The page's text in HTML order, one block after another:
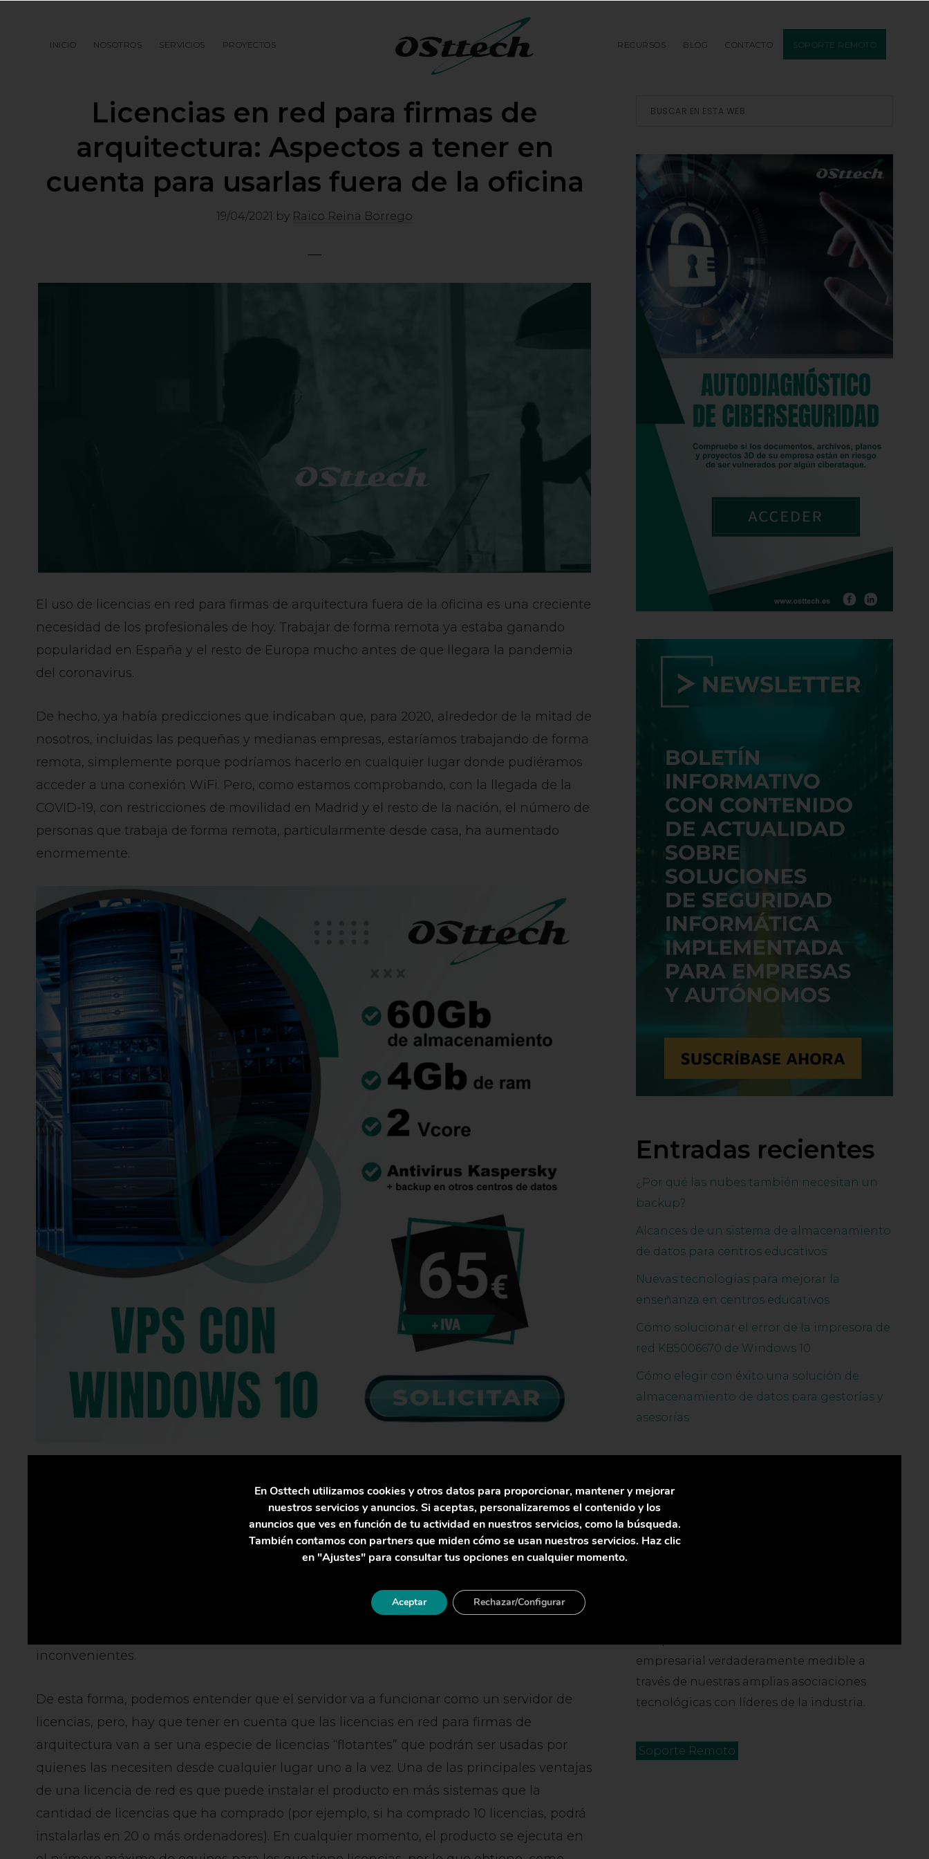
INICIO NOSOTROS SERVICIOS PROYECTOS RECURSOS BLOG CONTACTO SOPORTE REMOTO
Licencias en red para firmas de
arquitectura: Aspectos a tener en
cuenta para usarlas fuera de la oficina
19/04/2021 by Raico Reina Borrego
El uso de licencias en red para firmas de arquitectura fuera de la oficina es una creciente
necesidad de los profesionales de hoy. Trabajar de forma remota ya estaba ganando
popularidad en España y el resto de Europa mucho antes de que llegara la pandemia
del coronavirus.
De hecho, ya había predicciones que indicaban que, para 2020, alrededor de la mitad de
nosotros, incluidas las pequeñas y medianas empresas, estaríamos trabajando de forma
remota, simplemente porque podríamos hacerlo en cualquier lugar donde pudiéramos
acceder a una conexión WiFi. Pero, como estamos comprobando, con la llegada de la
COVID-19, con restricciones de movilidad en Madrid y el resto de la nación, el número de
personas que trabaja de forma remota, particularmente desde casa, ha aumentado
enormemente.
red para firmas de arquitectura, ha provocado que muchos se pregunten: “¿Cómo
podemos mejorar su utilidad para el trabajo remoto?”.
El primer aspecto a tener en cuenta, es la creación de una conexión VPN. Con dicha red,
el arquitecto podrá conectarse como si tuviera un cable directo desde su ordenador a la
oficina. Dicho de otro modo, es como tener un equipo dentro de la misma red local, por
inconvenientes.
De esta forma, podemos entender que el servidor va a funcionar como un servidor de
licencias, pero, hay que tener en cuenta que las licencias en red para firmas de
arquitectura van a ser una especie de licencias “flotantes” que podrán ser usadas por
quienes las necesiten desde cualquier lugar uno a la vez. Una de las principales ventajas
de una licencia de red es que puede instalar el producto en más sistemas que la
cantidad de licencias que ha comprado (por ejemplo, si ha comprado 10 licencias, podrá
instalarlas en 20 o más ordenadores). En cualquier momento, el producto se ejecuta en
Barra
lateral
principal
Entradas recientes
¿Por qué las nubes también necesitan un
backup?
Alcances de un sistema de almacenamiento
de datos para centros educativos
Nuevas tecnologías para mejorar la
enseñanza en centros educativos
Cómo solucionar el error de la impresora de
red KB5006670 de Windows 10
Cómo elegir con éxito una solución de
almacenamiento de datos para gestorías y
asesorías
En OSTTECH somos un proveedor líder de
empresarial verdaderamente medible a
través de nuestras amplias asociaciones
tecnológicas con líderes de la industria.
Soporte Remoto
En Osttech utilizamos cookies y otros datos para proporcionar, mantener y mejorar
nuestros servicios y anuncios. Si aceptas, personalizaremos el contenido y los
anuncios que ves en función de tu actividad en nuestros servicios, como la búsqueda.
También contamos con partners que miden cómo se usan nuestros servicios. Haz clic
en "Ajustes" para consultar tus opciones en cualquier momento.
Aceptar Rechazar/Configurar